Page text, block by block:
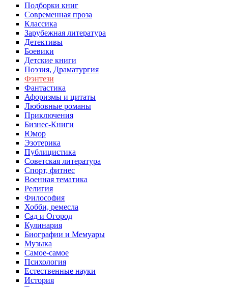
Подборки книг
Современная проза
Классика
Зарубежная литература
Детективы
Боевики
Детские книги
Поэзия, Драматургия
Фэнтези
Фантастика
Афоризмы и цитаты
Любовные романы
Приключения
Бизнес-Книги
Юмор
Эзотерика
Публицистика
Советская литература
Спорт, фитнес
Военная тематика
Религия
Философия
Хобби, ремесла
Сад и Огород
Кулинария
Биографии и Мемуары
Музыка
Самое-самое
Психология
Естественные науки
История